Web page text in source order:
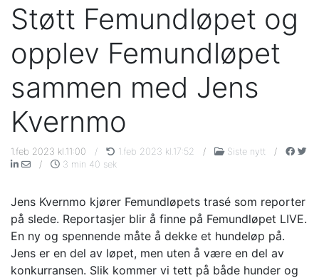
Støtt Femundløpet og
opplev Femundløpet
sammen med Jens
Kvernmo
1.feb 2023 kl.11:00 / 1.feb 2023 kl.17:52 / Siste nytt
/
/
3 min 40 sek
Jens Kvernmo kjører Femundløpets trasé som reporter
på slede. Reportasjer blir å finne på Femundløpet LIVE.
En ny og spennende måte å dekke et hundeløp på.
Jens er en del av løpet, men uten å være en del av
konkurransen. Slik kommer vi tett på både hunder og